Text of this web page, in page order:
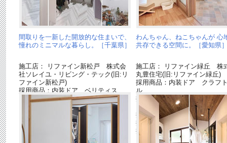
間取りを一新した開放的な住まいで、
憧れのミニマルな暮らし。［千葉県］
施工店： リファイン新松戸 株式会
社ソレイユ・リビング・テック(旧:リ
ファイン新松戸)
採用商品：内装ドア ベリティス
わんちゃん、ねこちゃんが 心
共存できる空間に。［愛知県
施工店： リファイン緑丘 株
丸豊住宅(旧:リファイン緑丘)
採用商品：内装ドア クラフ
ル
採用商品：洗面ドレッシング
イン
採用商品：ホシ姫サマ
採用商品：インテリアカウン
採用商品：マイスターズウッ
ートリプルコート